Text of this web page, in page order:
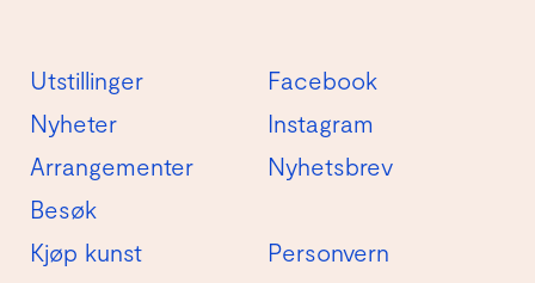
Utstillinger
Nyheter
Arrangementer
Besøk
Kjøp kunst
Facebook
Instagram
Nyhetsbrev
Personvern